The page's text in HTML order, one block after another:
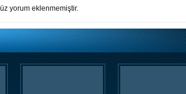
yorum eklenmemiştir.